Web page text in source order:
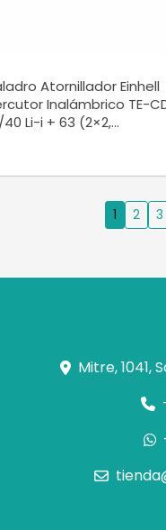
Atornillador Einhell
Inalámbrico TE-
40 Li-i + 63 (2×2,...
1 2 3
Mitre, 1041,